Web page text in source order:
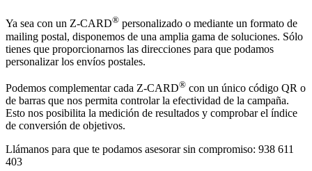
Ya sea con un Z-CARD® personalizado o mediante un formato de
mailing postal, disponemos de una amplia gama de soluciones. Sólo
tienes que proporcionarnos las direcciones para que podamos
personalizar los envíos postales.
Podemos complementar cada Z-CARD® con un único código QR o
de barras que nos permita controlar la efectividad de la campaña.
Esto nos posibilita la medición de resultados y comprobar el índice
de conversión de objetivos.
Llámanos para que te podamos asesorar sin compromiso: 938 611
403